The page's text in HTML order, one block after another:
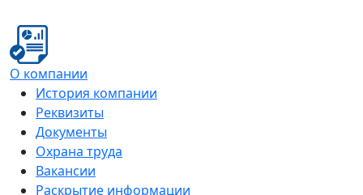
О компании
История компании
Реквизиты
Документы
Охрана труда
Вакансии
Раскрытие информации